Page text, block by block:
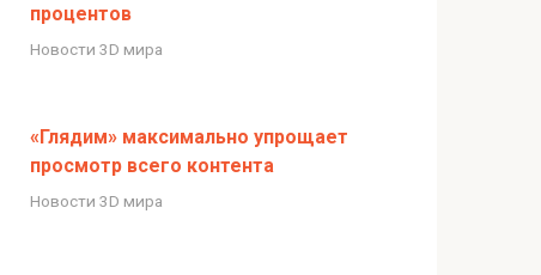
процентов
Новости 3D мира
«Глядим» максимально упрощает
просмотр всего контента
Новости 3D мира